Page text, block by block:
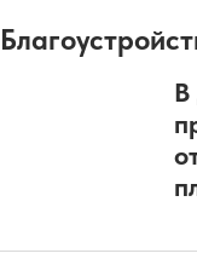
В